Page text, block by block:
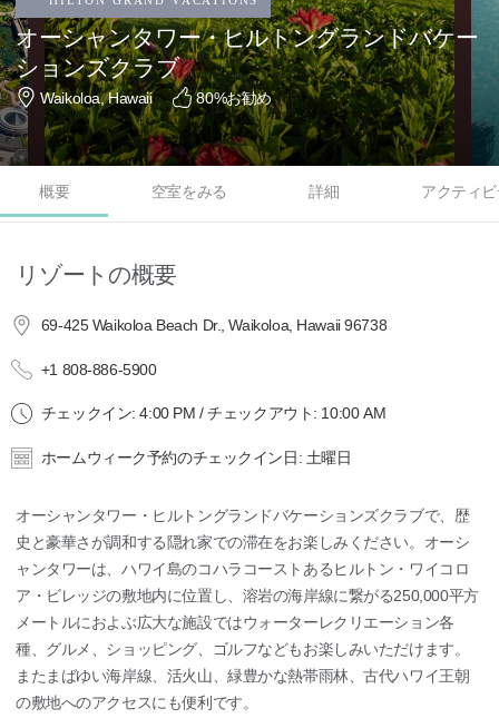
オーシャンタワー・ヒルトングランドバケー
ションズクラブ
Waikoloa, Hawaii 80%お勧め
概要 空室をみる 詳細 アクティ
リゾートの概要
69-425 Waikoloa Beach Dr., Waikoloa, Hawaii 96738
+1 808-886-5900
チェックイン: 4:00 PM / チェックアウト: 10:00 AM
ホームウィーク予約のチェックイン日: 土曜日
オーシャンタワー・ヒルトングランドバケーションズクラブで、歴
史と豪華さが調和する隠れ家での滞在をお楽しみください。オーシ
ャンタワーは、ハワイ島のコハラコーストあるヒルトン・ワイコロ
ア・ビレッジの敷地内に位置し、溶岩の海岸線に繋がる250,000平方
メートルにおよぶ広大な施設ではウォーターレクリエーション各
種、グルメ、ショッピング、ゴルフなどもお楽しみいただけます。
またまばゆい海岸線、活火山、緑豊かな熱帯雨林、古代ハワイ王朝
の敷地へのアクセスにも便利です。